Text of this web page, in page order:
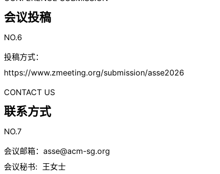
会议投稿
NO.6
投稿方式：
https://www.zmeeting.org/submission/asse2026
CONTACT US
联系方式
NO.7
会议邮箱： asse@acm-sg.org
会议秘书: 王女士